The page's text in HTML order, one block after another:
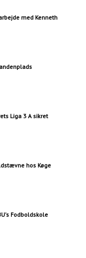
med Kenneth
Liga 3 A sikret
hos Køge
Fodboldskole